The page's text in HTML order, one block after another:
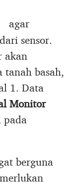
agar
sensor.
akan
basah,
1. Data
Monitor
pada
berguna